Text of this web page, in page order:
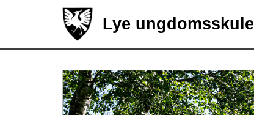
Lye ungdomsskule